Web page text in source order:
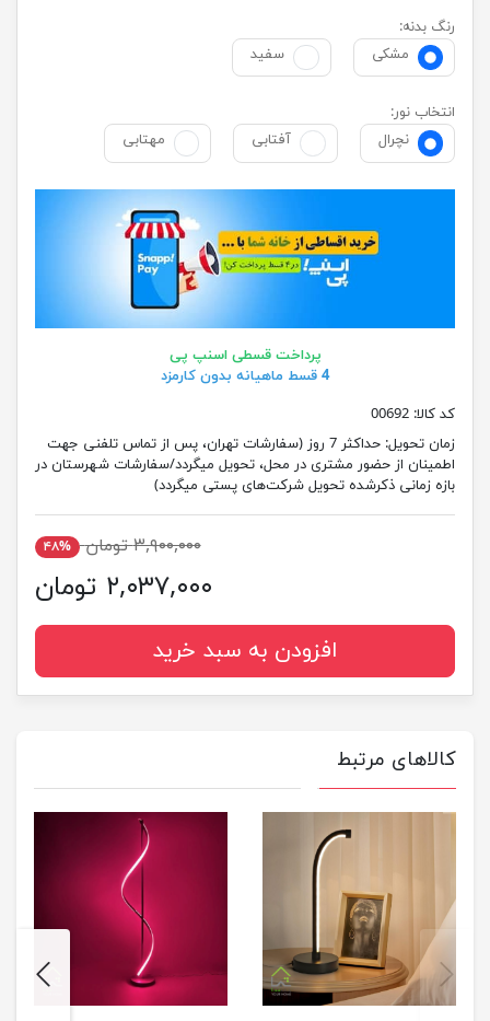
رنگ بدنه:
مشکی
سفید
انتخاب نور:
نچرال
آفتابی مهتابی
پرداخت قسطی اسنپ پی
4 قسط ماهیانه بدون کارمزد
کد کالا: 00692
زمان تحویل:
حداکثر 7 روز (سفارشات تهران، پس از تماس تلفنی جهت
اطمینان از حضور مشتری در محل، تحویل میگردد/سفارشات شهرستان در
بازه زمانی ذکرشده تحویل شرکت‌های پستی میگردد)
۳,۹۰۰,۰۰۰ تومان ۴۸%
۲,۰۳۷,۰۰۰ تومان
افزودن به سبد خرید
کالاهای مرتبط
previus